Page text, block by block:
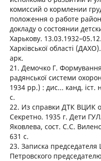
комиссий о кормлении
положення о работе
докладу о состоянии
Харькову.
Харківської області
арк.
21. Демочко Г. Формування
радянської системи
1934 рр.) : дис... канд. іст.
с.
22. Из справки ДТК ВЦИК
Секретно. 1935 г. Дети
Яковлева, сост. С.С.
631 с.
23. Записка
Петровского